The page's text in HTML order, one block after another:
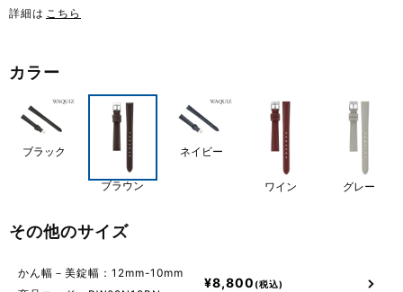
詳細は こちら
カラー
ブラック
ブラウン
ネイビー
ワイン グレー
その他のサイズ
かん幅－美錠幅：12mm-10mm
¥8,800